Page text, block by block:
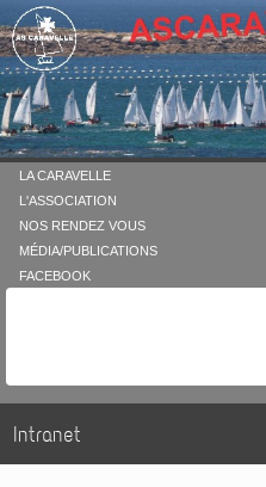
LA CARAVELLE
L'ASSOCIATION
NOS RENDEZ VOUS
MÉDIA/PUBLICATIONS
FACEBOOK
Intranet